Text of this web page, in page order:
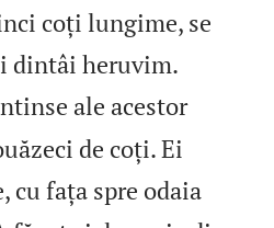
coți lungime, se
dintâi heruvim.
ale acestor
de coți. Ei
cu fața spre odaia